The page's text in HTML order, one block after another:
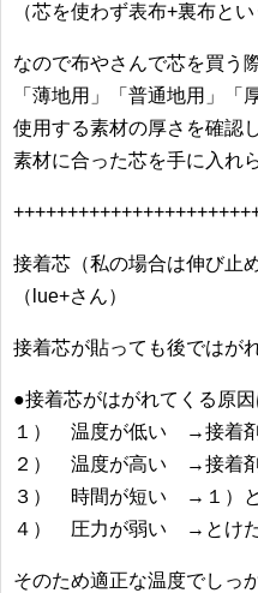
（芯を使わず表布+裏布と
なので布やさんで芯を買う
「薄地用」「普通地用」「
使用する素材の厚さを確認
素材に合った芯を手に入れ
接着芯（私の場合は伸び止
（lue+さん）
接着芯が貼っても後ではが
●接着芯がはがれてくる原因
１） 温度が低い →接着剤
２） 温度が高い →接着剤
３） 時間が短い →１）
４） 圧力が弱い →とけた
そのため適正な温度でしっ